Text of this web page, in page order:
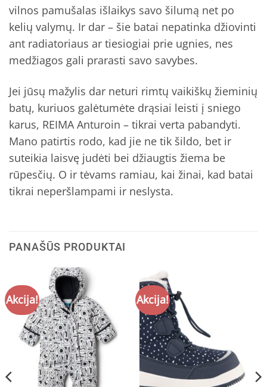
vilnos pamušalas išlaikys savo šilumą net po
kelių valymų. Ir dar – šie batai nepatinka džiovinti
ant radiatoriaus ar tiesiogiai prie ugnies, nes
medžiagos gali prarasti savo savybes.
Jei jūsų mažylis dar neturi rimtų vaikiškų žieminių
batų, kuriuos galėtumėte drąsiai leisti į sniego
karus, REIMA Anturoin – tikrai verta pabandyti.
Mano patirtis rodo, kad jie ne tik šildo, bet ir
suteikia laisvę judėti bei džiaugtis žiema be
rūpesčių. O ir tėvams ramiau, kai žinai, kad batai
tikrai neperšlampami ir neslysta.
PANAŠŪS PRODUKTAI
Akcija! Akcija!